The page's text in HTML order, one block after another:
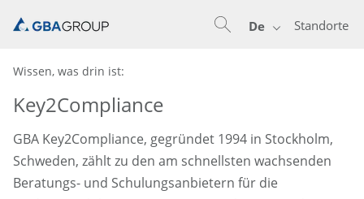
Standorte
De
Wissen, was drin ist:
Key2Compliance
GBA Key2Compliance, gegründet 1994 in Stockholm,
Schweden, zählt zu den am schnellsten wachsenden
Beratungs- und Schulungsanbietern für die